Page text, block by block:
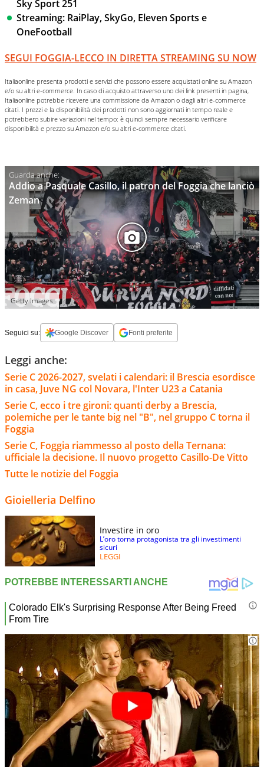
Sky Sport 251
Streaming: RaiPlay, SkyGo, Eleven Sports e
OneFootball
SEGUI FOGGIA-LECCO IN DIRETTA STREAMING SU NOW
Italiaonline presenta prodotti e servizi che possono essere acquistati online su Amazon
e/o su altri e-commerce. In caso di acquisto attraverso uno dei link presenti in pagina,
Italiaonline potrebbe ricevere una commissione da Amazon o dagli altri e-commerce
citati. I prezzi e la disponibilità dei prodotti non sono aggiornati in tempo reale e
potrebbero subire variazioni nel tempo: è quindi sempre necessario verificare
disponibilità e prezzo su Amazon e/o su altri e-commerce citati.
Addio a Pasquale Casillo, il patron del Foggia che lanciò
Zeman
Getty Images
Seguici su: Google Discover Fonti preferite
Leggi anche:
Serie C 2026-2027, svelati i calendari: il Brescia esordisce
in casa, Juve NG col Novara, l'Inter U23 a Catania
Serie C, ecco i tre gironi: quanti derby a Brescia,
polemiche per le tante big nel "B", nel gruppo C torna il
Foggia
Serie C, Foggia riammesso al posto della Ternana:
ufficiale la decisione. Il nuovo progetto Casillo-De Vitto
Tutte le notizie del Foggia
Gioielleria Delfino
Investire in oro
L’oro torna protagonista tra gli investimenti
sicuri
LEGGI